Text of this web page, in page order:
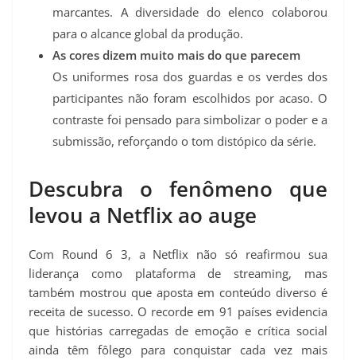
marcantes. A diversidade do elenco colaborou
para o alcance global da produção.
As cores dizem muito mais do que parecem
Os uniformes rosa dos guardas e os verdes dos
participantes não foram escolhidos por acaso. O
contraste foi pensado para simbolizar o poder e a
submissão, reforçando o tom distópico da série.
Descubra o fenômeno que
levou a Netflix ao auge
Com Round 6 3, a Netflix não só reafirmou sua
liderança como plataforma de streaming, mas
também mostrou que aposta em conteúdo diverso é
receita de sucesso. O recorde em 91 países evidencia
que histórias carregadas de emoção e crítica social
ainda têm fôlego para conquistar cada vez mais